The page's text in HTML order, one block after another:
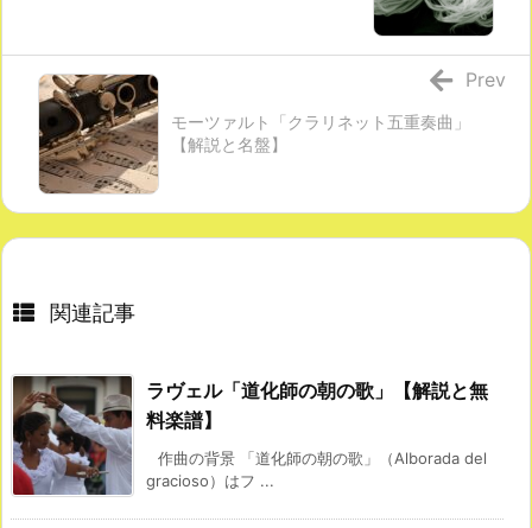
モーツァルト「クラリネット五重奏曲」
【解説と名盤】
Prev
関連記事
ラヴェル「道化師の朝の歌」【解説と無
料楽譜】
作曲の背景 「道化師の朝の歌」（Alborada del
gracioso）はフ ...